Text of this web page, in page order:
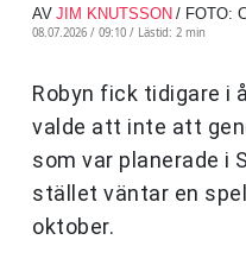
AV JIM KNUTSSON / FOTO:
08.07.2026 / 09:10 / Lästid: 2 min
Robyn fick tidigare i
valde att inte att
som var planerade i
stället väntar en
oktober.